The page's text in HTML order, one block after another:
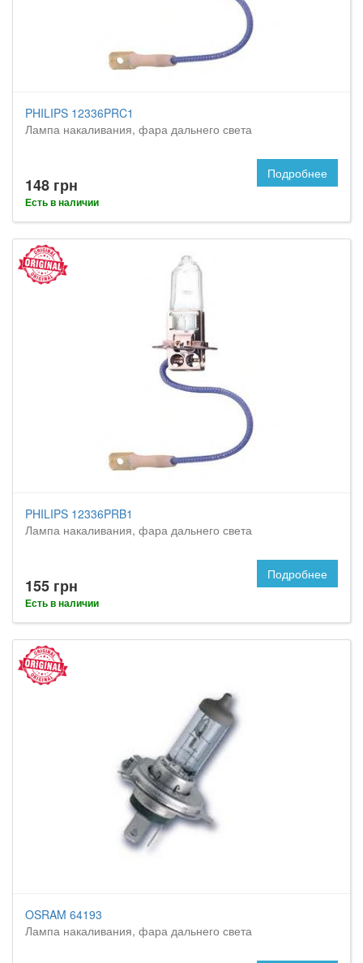
PHILIPS 12336PRC1
Лампа накаливания, фара дальнего света
148 грн
Есть в наличии
Подробнее
PHILIPS 12336PRB1
Лампа накаливания, фара дальнего света
155 грн
Есть в наличии
Подробнее
OSRAM 64193
Лампа накаливания, фара дальнего света